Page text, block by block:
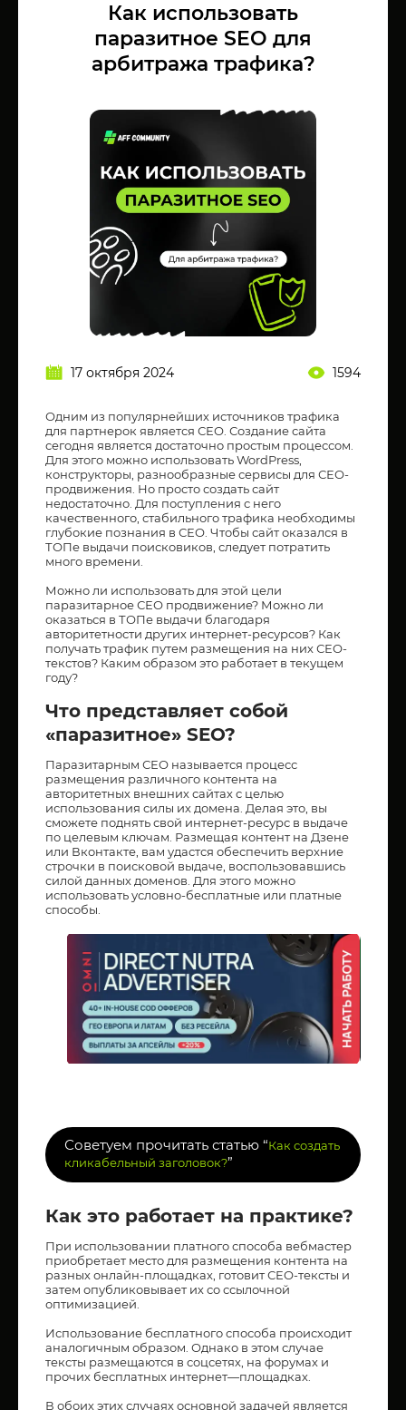
Как использовать
паразитное SEO для
арбитража трафика?
17 октября 2024 1594
Одним из популярнейших источников трафика
для партнерок является СЕО. Создание сайта
сегодня является достаточно простым процессом.
Для этого можно использовать WordPress,
конструкторы, разнообразные сервисы для СЕО-
продвижения. Но просто создать сайт
недостаточно. Для поступления с него
качественного, стабильного трафика необходимы
глубокие познания в СЕО. Чтобы сайт оказался в
ТОПе выдачи поисковиков, следует потратить
много времени.
Можно ли использовать для этой цели
паразитарное СЕО продвижение? Можно ли
оказаться в ТОПе выдачи благодаря
авторитетности других интернет-ресурсов? Как
получать трафик путем размещения на них СЕО-
текстов? Каким образом это работает в текущем
году?
Что представляет собой
«паразитное» SEO?
Паразитарным СЕО называется процесс
размещения различного контента на
авторитетных внешних сайтах с целью
использования силы их домена. Делая это, вы
сможете поднять свой интернет-ресурс в выдаче
по целевым ключам. Размещая контент на Дзене
или Вконтакте, вам удастся обеспечить верхние
строчки в поисковой выдаче, воспользовавшись
силой данных доменов. Для этого можно
использовать условно-бесплатные или платные
способы.
Советуем прочитать статью “Как создать
кликабельный заголовок?”
Как это работает на практике?
При использовании платного способа вебмастер
приобретает место для размещения контента на
разных онлайн-площадках, готовит СЕО-тексты и
затем опубликовывает их со ссылочной
оптимизацией.
Использование бесплатного способа происходит
аналогичным образом. Однако в этом случае
тексты размещаются в соцсетях, на форумах и
прочих бесплатных интернет—площадках.
В обоих этих случаях основной задачей является